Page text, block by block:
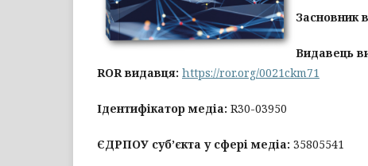
Засновник
Видавець
ROR видавця: https://ror.org/0021ckm71
Ідентифікатор медіа: R30-03950
ЄДРПОУ суб’єкта у сфері медіа: 35805541